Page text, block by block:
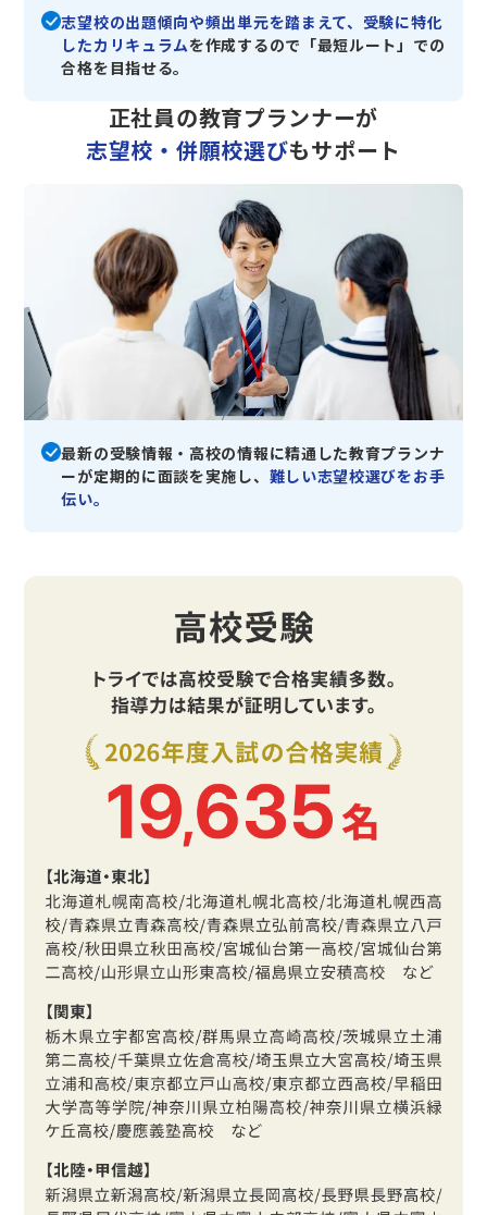
志望校の出題傾向や頻出単元を踏まえて、受験に特化
したカリキュラムを作成するので「最短ルート」での
合格を目指せる。
正社員の教育プランナーが
志望校・併願校選びもサポート
最新の受験情報・高校の情報に精通した教育プランナ
ーが定期的に面談を実施し、 難しい志望校選びをお手
伝い。